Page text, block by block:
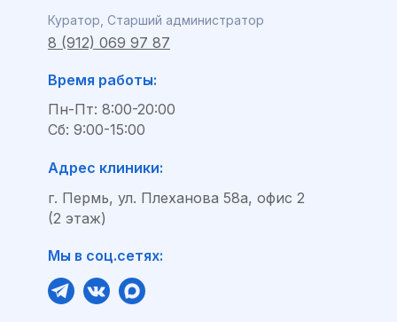
8 (912) 069 97 87
Куратор, Старший администратор
Время работы:
Пн-Пт: 8:00-20:00
Сб: 9:00-15:00
Адрес клиники:
г. Пермь, ул. Плеханова 58а, офис 2
(2 этаж)
Мы в соц.сетях: